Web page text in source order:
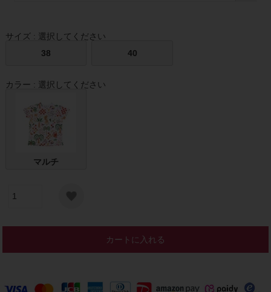
サイズ
選択してください
38
40
カラー 選択してください
マルチ
カートに入れる